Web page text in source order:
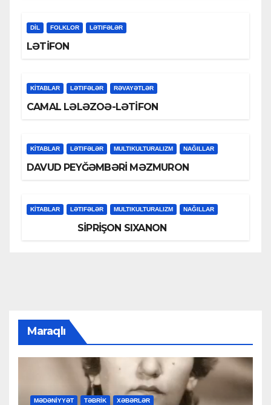
DİL FOLKLOR LƏTIFƏLƏR
LƏTİFON
KİTABLAR LƏTIFƏLƏR RƏVAYƏTLƏR
CAMAL LƏLƏZOƏ-LƏTİFON
KİTABLAR LƏTIFƏLƏR MULTIKULTURALIZM NAĞILLAR
DAVUD PEYĞƏMBƏRİ MƏZMURON
KİTABLAR LƏTIFƏLƏR MULTIKULTURALIZM NAĞILLAR
SİPRİŞON SIXANON
Maraqlı
MƏDƏNİYYƏT TƏBRİK XƏBƏRLƏR